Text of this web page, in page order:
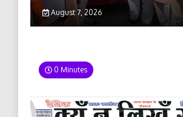
August 7, 2026
0 Minutes